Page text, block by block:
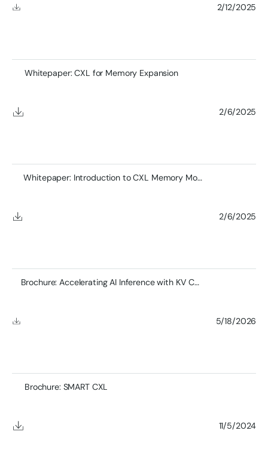
2/12/2025
Whitepaper: CXL for Memory Expansion
2/6/2025
Whitepaper: Introduction to CXL Memory Modules
2/6/2025
Brochure: Accelerating AI Inference with KV Cache and CXL Memory
5/18/2026
Brochure: SMART CXL
11/5/2024